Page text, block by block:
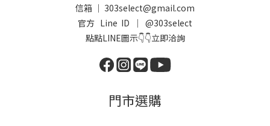
信箱 ｜ 303select@gmail.com
官方 Line ID ｜ @303select
點點LINE圖示👇👇立即洽詢
門市選購